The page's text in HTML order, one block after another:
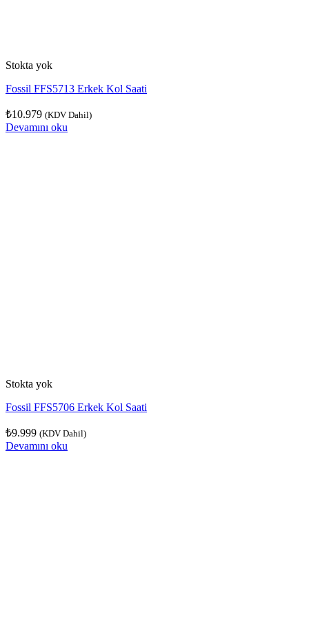
Stokta yok
Fossil FFS5713 Erkek Kol Saati
₺10.979 (KDV Dahil)
Devamını oku
Stokta yok
Fossil FFS5706 Erkek Kol Saati
₺9.999 (KDV Dahil)
Devamını oku